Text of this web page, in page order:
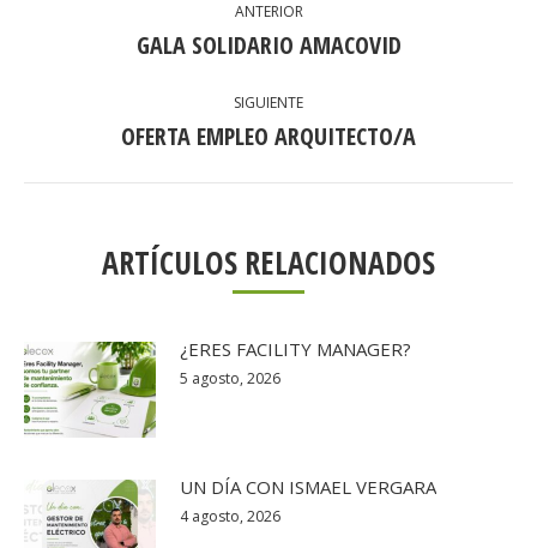
PUBLICACIONES
ANTERIOR
Publicación
GALA SOLIDARIO AMACOVID
SIGUIENTE
Publicación
OFERTA EMPLEO ARQUITECTO/A
ARTÍCULOS RELACIONADOS
¿ERES FACILITY MANAGER?
5 agosto, 2026
UN DÍA CON ISMAEL VERGARA
4 agosto, 2026